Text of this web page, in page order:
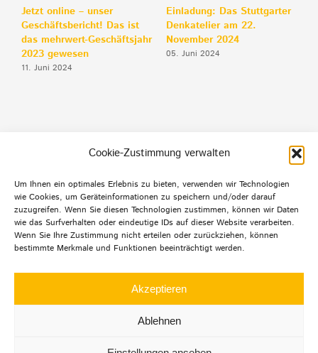
Cookie-Zustimmung verwalten
Um Ihnen ein optimales Erlebnis zu bieten, verwenden wir Technologien
wie Cookies, um Geräteinformationen zu speichern und/oder darauf
zuzugreifen. Wenn Sie diesen Technologien zustimmen, können wir Daten
wie das Surfverhalten oder eindeutige IDs auf dieser Website verarbeiten.
Wenn Sie Ihre Zustimmung nicht erteilen oder zurückziehen, können
bestimmte Merkmale und Funktionen beeinträchtigt werden.
Akzeptieren
Ablehnen
Jetzt online – unser
Geschäftsbericht! Das ist
das mehrwert-Geschäftsjahr
2023 gewesen
11. Juni 2024
Einladung: Das Stuttgarter
Denkatelier am 22.
November 2024
05. Juni 2024
Default Footer Text
Rechte
vorbehalten |Datenschutz|Impressum|